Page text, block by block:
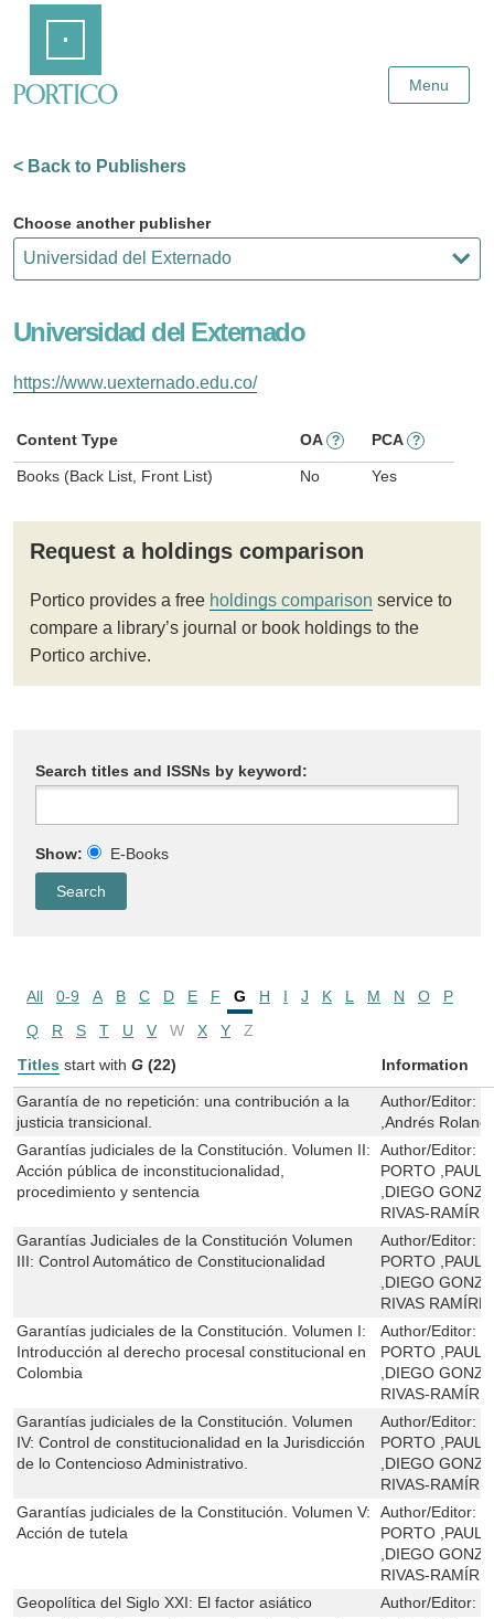
Content
Menu
< Back to Publishers
Choose another publisher
Universidad del Externado
https://www.uexternado.edu.co/
Content Type OA ? PCA ?
Books (Back List, Front List) No Yes
Request a holdings comparison
Portico provides a free holdings comparison service to
compare a library’s journal or book holdings to the
Portico archive.
Search titles and ISSNs by keyword:
Show: E-Books
All 0-9 A B C D E F G H I J K L M N O
P
Q
R S T U V W X Y
Z
Titles start with G (22) Information
Garantía de no repetición: una contribución a la
justicia transicional.
Author/Editor:
,Andrés
Garantías judiciales de la Constitución. Volumen II:
Acción pública de inconstitucionalidad,
procedimiento y sentencia
Author/Editor:
PORTO
,DIEGO
RIVAS-
Garantías Judiciales de la Constitución Volumen
III: Control Automático de Constitucionalidad
Author/Editor:
PORTO
,DIEGO
RIVAS
Garantías judiciales de la Constitución. Volumen I:
Introducción al derecho procesal constitucional en
Colombia
Author/Editor:
PORTO
,DIEGO
RIVAS-
Garantías judiciales de la Constitución. Volumen
IV: Control de constitucionalidad en la Jurisdicción
de lo Contencioso Administrativo.
Author/Editor:
PORTO
,DIEGO
RIVAS-
Garantías judiciales de la Constitución. Volumen V:
Acción de tutela
Author/Editor:
PORTO
,DIEGO
RIVAS-
Geopolítica del Siglo XXI: El factor asiático
Author/Editor: